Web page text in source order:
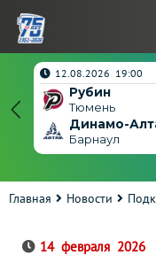
4
12.08.2026 19:00
Рубин
Тюмень
Динамо-
Барнаул
Главная Новости
14 февраля 2026